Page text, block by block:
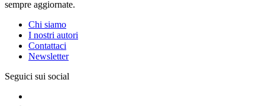
sempre aggiornate.
Chi siamo
I nostri autori
Contattaci
Newsletter
Seguici sui social